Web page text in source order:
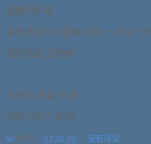
我要的幸福
喜欢燕姿的这首歌,而且,一次又一次
喜欢燕姿,支持她!
支持你,燕姿,加油!
同样对自己,加油!
lin 时间： 07:36:00 没有评论: